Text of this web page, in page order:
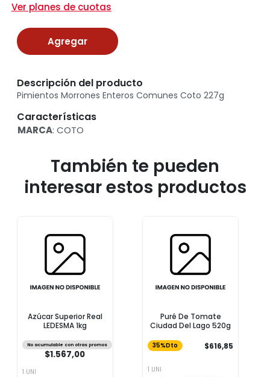
Ver planes de cuotas
Agregar
Descripción del producto
Pimientos Morrones Enteros Comunes Coto 227g
Características
MARCA: COTO
También te pueden
interesar estos productos
Azúcar Superior Real
LEDESMA 1kg
No acumulable con otras promos
$1.567,00
1 UNI
Puré De Tomate
Ciudad Del Lago 520g
35%Dto $616,85
1 UNI